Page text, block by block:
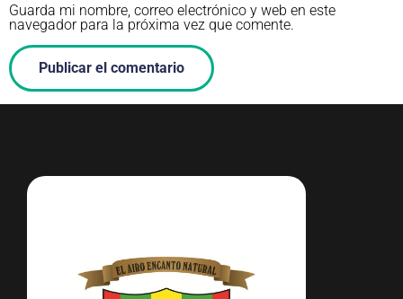
Guarda mi nombre, correo electrónico y web en este
navegador para la próxima vez que comente.